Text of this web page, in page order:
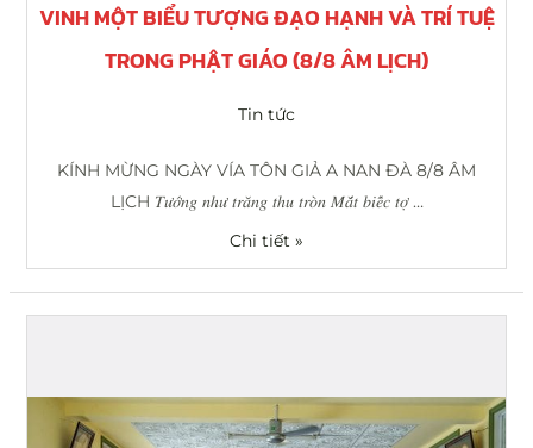
VINH MỘT BIỂU TƯỢNG ĐẠO HẠNH VÀ TRÍ TUỆ
TRONG PHẬT GIÁO (8/8 ÂM LỊCH)
Tin tức
KÍNH MỪNG NGÀY VÍA TÔN GIẢ A NAN ĐÀ 8/8 ÂM
LỊCH 𝑇𝑢̛𝑜̛́𝑛𝑔 𝑛ℎ𝑢̛ 𝑡𝑟𝑎̆𝑛𝑔 𝑡ℎ𝑢 𝑡𝑟𝑜̀𝑛 𝑀𝑎̆́𝑡 𝑏𝑖𝑒̂́𝑐 𝑡𝑜̛̣ …
Tuệ
Trong
Giáo
Âm
lịch)
Chi tiết »
chay
Tuệ